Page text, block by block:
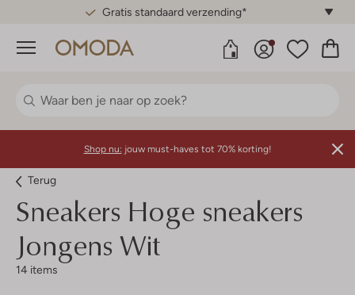
Gratis standaard verzending*
Menu
Shop nu: jouw must-haves tot 70% korting!
Terug
Sneakers Hoge sneakers
Jongens Wit
14 items